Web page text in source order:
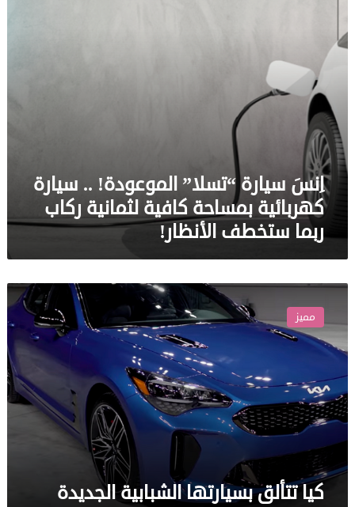
كافية
لثمانية
ستخطف
الأنظار!
اِنسَ سيارة “تسلا” الموعودة! .. سيارة
كهربائية بمساحة كافية لثمانية ركاب
ربما ستخطف الأنظار!
كيا
بسيارتها
الشبابية
الجديدة
مميز
كيا تتألق بسيارتها الشبابية الجديدة